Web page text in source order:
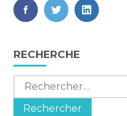
FaceBook
TwitterLinkedIn
Blog
sidebar
RECHERCHE
Rechercher :